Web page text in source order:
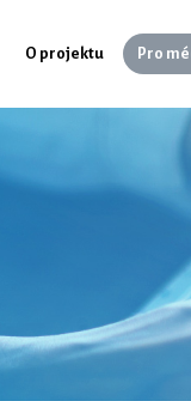
O projektu Pro